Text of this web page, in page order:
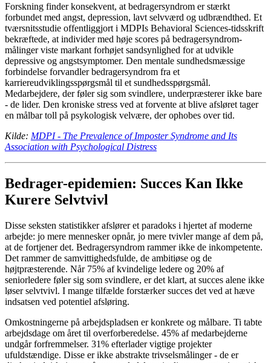
Forskning finder konsekvent, at bedragersyndrom er stærkt
forbundet med angst, depression, lavt selvværd og udbrændthed. Et
tværsnitsstudie offentliggjort i MDPIs Behavioral Sciences-tidsskrift
bekræftede, at individer med høje scores på bedragersyndrom-
målinger viste markant forhøjet sandsynlighed for at udvikle
depressive og angstsymptomer. Den mentale sundhedsmæssige
forbindelse forvandler bedragersyndrom fra et
karriereudviklingsspørgsmål til et sundhedsspørgsmål.
Medarbejdere, der føler sig som svindlere, underpræsterer ikke bare
- de lider. Den kroniske stress ved at forvente at blive afsløret tager
en målbar toll på psykologisk velvære, der ophobes over tid.
Kilde: MDPI - The Prevalence of Imposter Syndrome and Its
Association with Psychological Distress
Bedrager-epidemien: Succes Kan Ikke
Kurere Selvtvivl
Disse seksten statistikker afslører et paradoks i hjertet af moderne
arbejde: jo mere mennesker opnår, jo mere tvivler mange af dem på,
at de fortjener det. Bedragersyndrom rammer ikke de inkompetente.
Det rammer de samvittighedsfulde, de ambitiøse og de
højtpræsterende. Når 75% af kvindelige ledere og 20% af
seniorledere føler sig som svindlere, er det klart, at succes alene ikke
løser selvtvivl. I mange tilfælde forstærker succes det ved at hæve
indsatsen ved potentiel afsløring.
Omkostningerne på arbejdspladsen er konkrete og målbare. Ti tabte
arbejdsdage om året til overforberedelse. 45% af medarbejderne
undgår forfremmelser. 31% efterlader vigtige projekter
ufuldstændige. Disse er ikke abstrakte trivselsmålinger - de er